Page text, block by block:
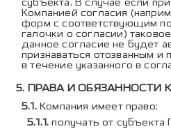
субъекта. В случае если
Компанией согласия
форм с соответствующим
галочки о согласии)
данное согласие не будет
признаваться отозванным
в течение указанного в
ПРАВА И ОБЯЗАННОСТИ
Компания имеет право:
получать от